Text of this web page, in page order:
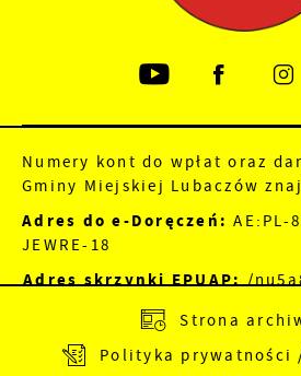
Numery kont do wpłat oraz
Gminy Miejskiej Lubaczów
Adres do e-Doręczeń: AE:PL-
JEWRE-18
Adres skrzynki EPUAP:/
Strona
Polityka prywatności